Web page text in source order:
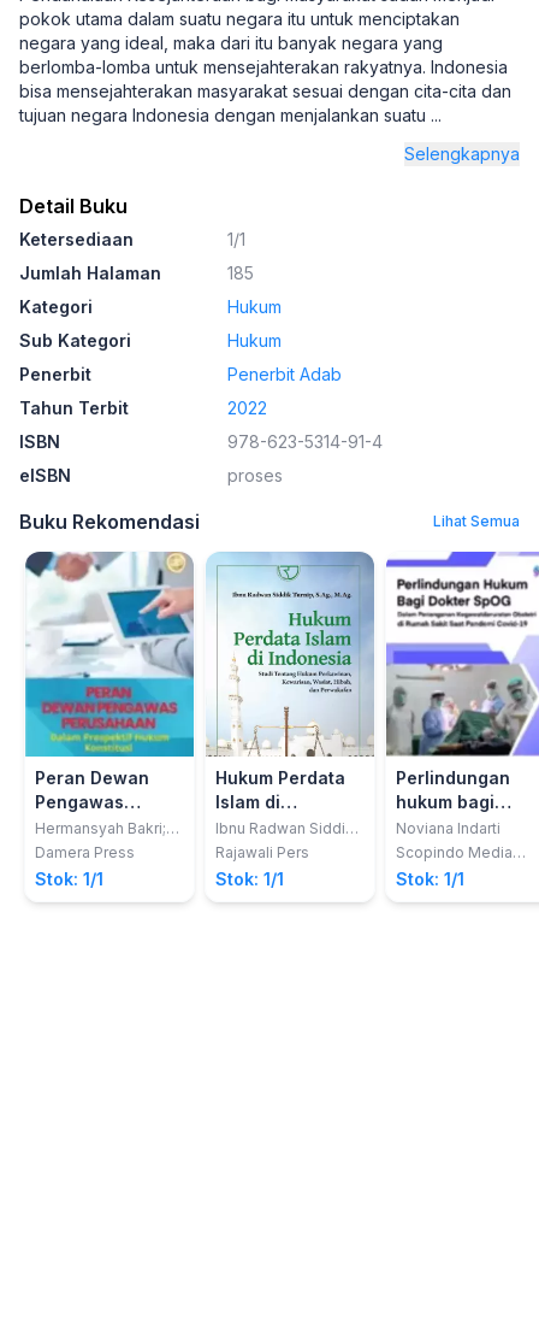
pokok utama dalam suatu negara itu untuk menciptakan
negara yang ideal, maka dari itu banyak negara yang
berlomba-lomba untuk mensejahterakan rakyatnya. Indonesia
bisa mensejahterakan masyarakat sesuai dengan cita-cita dan
tujuan negara Indonesia dengan menjalankan suatu ...
Selengkapnya
Detail Buku
Ketersediaan
1/1
Jumlah Halaman
185
Kategori
Hukum
Sub Kategori
Hukum
Penerbit
Penerbit Adab
Tahun Terbit
2022
ISBN
978-623-5314-91-4
eISBN
proses
Buku Rekomendasi Lihat Semua
Peran Dewan
Pengawas
Perusahaan
Dalam Prespektif
Hukum Konstitusi
Hermansyah Bakri;
Kukuh Sudarmanto
Damera Press
Stok: 1/1
Hukum Perdata
Islam di
Indonesia
Ibnu Radwan Siddik
Turnip, S.Ag., M.Ag.
Rajawali Pers
Stok: 1/1
Perlindungan
hukum bagi
dokter spesialis
obstetri dan
ginekologi
sebagai pemberi
Noviana Indarti
Scopindo Media
Pustaka
Stok: 1/1